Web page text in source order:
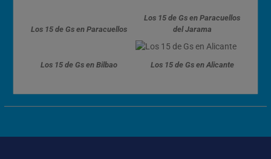
Los 15 de Gs en Paracuellos
Los 15 de Gs en Paracuellos
del Jarama
Los 15 de Gs en Bilbao Los 15 de Gs en Alicante